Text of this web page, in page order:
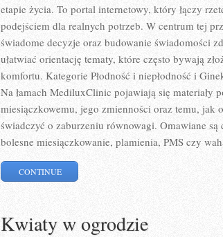
etapie życia. To portal internetowy, który łączy
podejściem dla realnych potrzeb. W centrum tej
świadome decyzje oraz budowanie świadomości
ułatwiać orientację tematy, które często bywają
komfortu. Kategorie Płodność i niepłodność i
Na łamach MediluxClinic pojawiają się materiały
miesiączkowemu, jego zmienności oraz temu, jak
świadczyć o zaburzeniu równowagi. Omawiane są
bolesne miesiączkowanie, plamienia, PMS czy
CONTINUE
Kwiaty w ogrodzie